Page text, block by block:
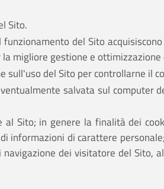
Sito.
del Sito
migliore gestione e
del Sito per controllarne il
salvata sul computer
Sito; in genere la finalità dei
informazioni di carattere
dei visitatore del